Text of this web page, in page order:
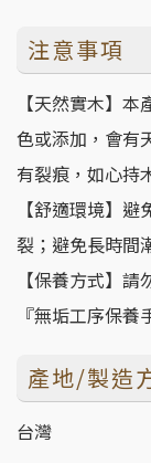
注意事項
【天然實木】
色或添加，會有
有裂痕，如心持
【舒適環境】
裂；避免長時間
【保養方式】
『無垢工序保養
產地/製造
台灣